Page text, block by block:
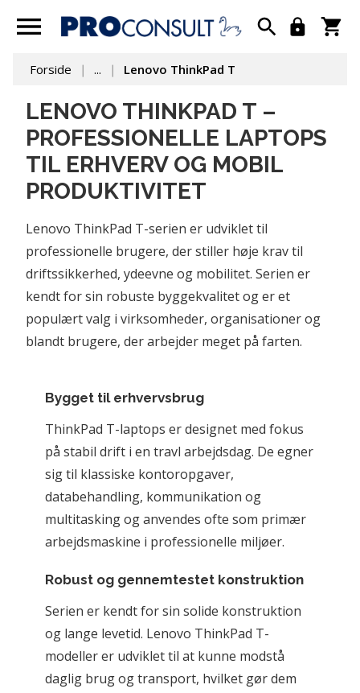
Forside ... Lenovo ThinkPad T
LENOVO THINKPAD T –
PROFESSIONELLE LAPTOPS
TIL ERHVERV OG MOBIL
PRODUKTIVITET
Lenovo ThinkPad T-serien er udviklet til
professionelle brugere, der stiller høje krav til
driftssikkerhed, ydeevne og mobilitet. Serien er
kendt for sin robuste byggekvalitet og er et
populært valg i virksomheder, organisationer og
blandt brugere, der arbejder meget på farten.
Bygget til erhvervsbrug
ThinkPad T-laptops er designet med fokus
på stabil drift i en travl arbejdsdag. De egner
sig til klassiske kontoropgaver,
databehandling, kommunikation og
multitasking og anvendes ofte som primær
arbejdsmaskine i professionelle miljøer.
Robust og gennemtestet konstruktion
Serien er kendt for sin solide konstruktion
og lange levetid. Lenovo ThinkPad T-
modeller er udviklet til at kunne modstå
daglig brug og transport, hvilket gør dem